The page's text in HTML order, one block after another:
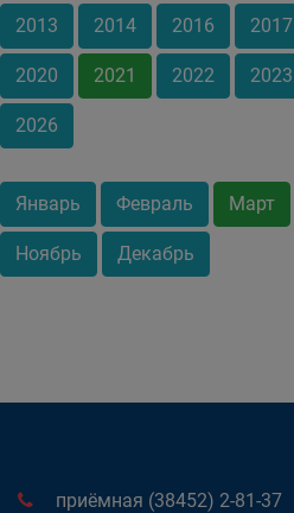
2013 2014 2016 2017
2020 2021 2022 2023
2026
Январь Февраль Март
Ноябрь Декабрь
приёмная (38452) 2-81-37